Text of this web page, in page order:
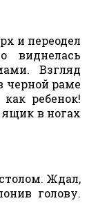
и переодел
виднелась
Взгляд
черной раме
ребенок!
ящик в ногах
Ждал,
голову.